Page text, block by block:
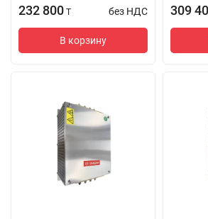
232 800 T без НДС
В корзину
309